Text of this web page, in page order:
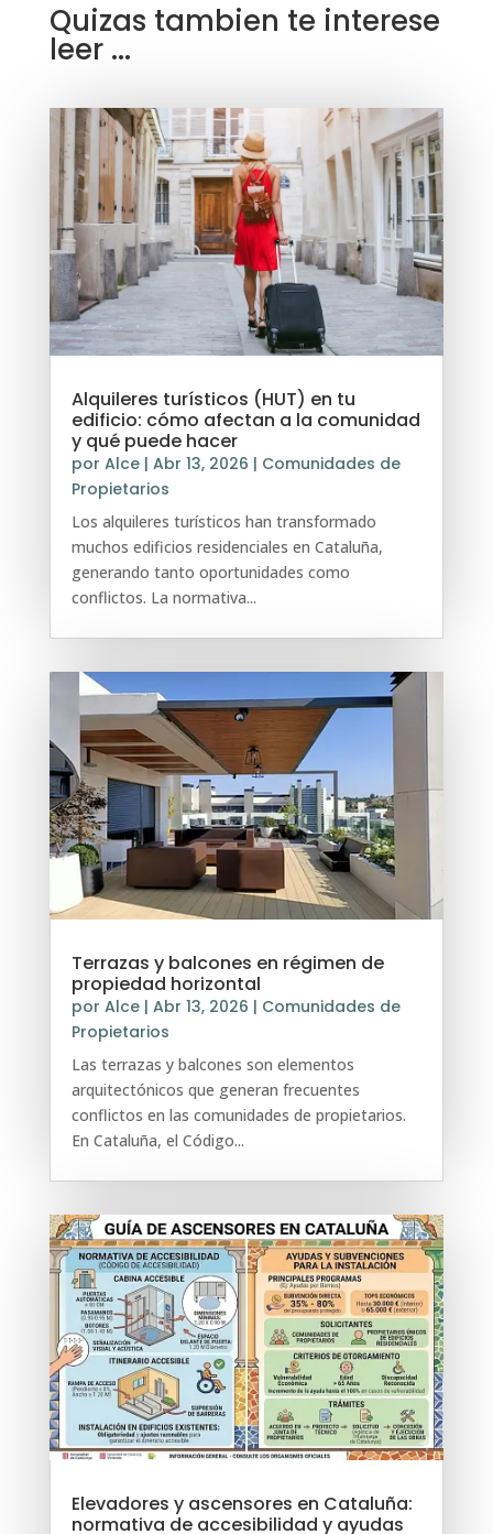
Quizas tambien te interese
leer ...
Alquileres turísticos (HUT) en tu
edificio: cómo afectan a la comunidad
y qué puede hacer
por Alce| Abr 13, 2026 | Comunidades de
Propietarios
Los alquileres turísticos han transformado
muchos edificios residenciales en Cataluña,
generando tanto oportunidades como
conflictos. La normativa...
Terrazas y balcones en régimen de
propiedad horizontal
por Alce| Abr 13, 2026 | Comunidades de
Propietarios
Las terrazas y balcones son elementos
arquitectónicos que generan frecuentes
conflictos en las comunidades de propietarios.
En Cataluña, el Código...
Elevadores y ascensores en Cataluña:
normativa de accesibilidad y ayudas